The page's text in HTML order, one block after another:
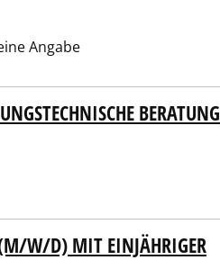
Angabe
BERATUNG
(M/W/D) MIT EINJÄHRIGER